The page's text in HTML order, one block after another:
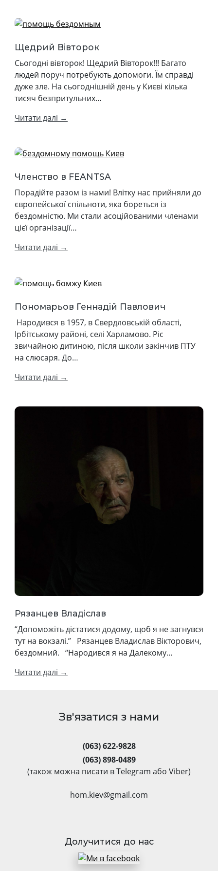
Щедрий Вівторок
Сьогодні вівторок! Щедрий Вівторок!!! Багато
людей поруч потребують допомоги. Їм справді
дуже зле. На сьогоднішній день у Києві кілька
тисяч безпритульних…
Читати далі →
Членство в FEANTSA
Порадійте разом із нами! Влітку нас прийняли до
європейської спільноти, яка бореться із
бездомністю. Ми стали асоційованими членами
цієї організації…
Читати далі →
Пономарьов Геннадій Павлович
Народився в 1957, в Свердловській області,
Ірбітському районі, селі Харламово. Ріс
звичайною дитиною, після школи закінчив ПТУ
на слюсаря. До…
Читати далі →
Рязанцев Владіслав
“Допоможіть дістатися додому, щоб я не загнувся
тут на вокзалі.” Рязанцев Владислав Вікторович,
бездомний. “Народився я на Далекому…
Читати далі →
Зв'язатися з нами
(063) 622-9828
(063) 898-0489
(також можна писати в Telegram або Viber)
hom.kiev@gmail.com
Долучитися до нас